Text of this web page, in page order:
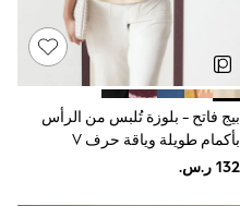
بيج فاتح - بلوزة تُلبس من الرأس
بأكمام طويلة وياقة حرف V